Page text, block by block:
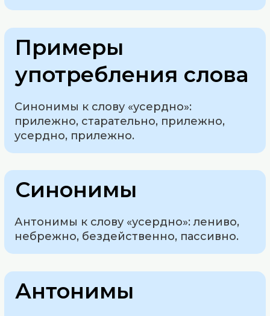
Примеры
употребления слова
Синонимы к слову «усердно»:
прилежно, старательно, прилежно,
усердно, прилежно.
Синонимы
Антонимы к слову «усердно»: лениво,
небрежно, бездейственно, пассивно.
Антонимы